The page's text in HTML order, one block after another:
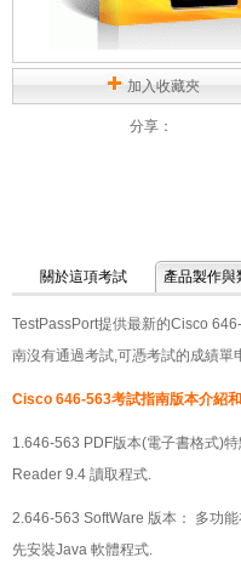
加入收藏夾
分享：
關於這項考試 產品製作與
TestPassPort提供最新的Cisco
南沒有通過考試,可憑考試的成績
Cisco 646-563考試指南版本介紹和
1.646-563 PDF版本(電子書格式)
Reader 9.4 讀取程式.
2.646-563 SoftWare 版本： 多功
先安裝Java 軟體程式.